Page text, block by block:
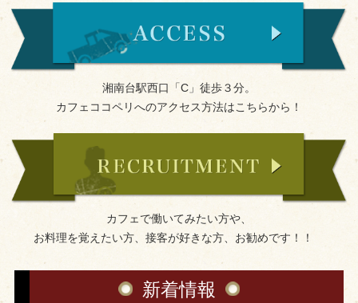
湘南台駅西口「C」徒歩３分。
カフェココペリへのアクセス方法はこちらから！
カフェで働いてみたい方や、
お料理を覚えたい方、接客が好きな方、お勧めです！！
新着情報